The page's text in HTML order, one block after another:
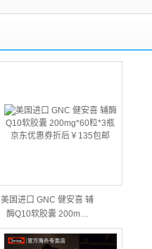
美国进口 GNC 健安喜 辅
酶Q10软胶囊 200m…